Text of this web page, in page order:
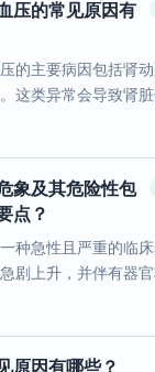
压的常见原因有
的主要病因包括肾
这类异常会导致肾
压升高。早期诊断对
象及其危险性包
点？
种急性且严重的临
剧上升，并伴有器官
能出现头痛、视力模
原因有哪些？